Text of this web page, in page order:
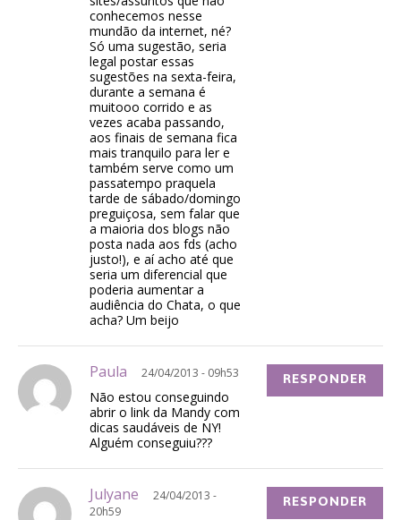
conhecemos nesse
mundão da internet, né?
Só uma sugestão, seria
legal postar essas
sugestões na sexta-feira,
durante a semana é
muitooo corrido e as
vezes acaba passando,
aos finais de semana fica
mais tranquilo para ler e
também serve como um
passatempo praquela
tarde de sábado/domingo
preguiçosa, sem falar que
a maioria dos blogs não
posta nada aos fds (acho
justo!), e aí acho até que
seria um diferencial que
poderia aumentar a
audiência do Chata, o que
acha? Um beijo
Paula 24/04/2013 - 09h53
Não estou conseguindo
abrir o link da Mandy com
dicas saudáveis de NY!
Alguém conseguiu???
RESPONDER
Julyane
24/04/2013 -
20h59
RESPONDER